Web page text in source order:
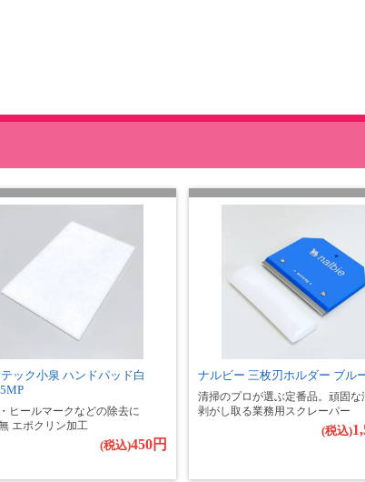
ック小泉 ハンドパッド白
ヒールマークなどの除去に
エポクリン加工
(税込)450円
ナルビー 三枚刃ホルダー ブル
清掃のプロが選ぶ定番品。頑固な
剥がし取る業務用スクレーパー
(税込)